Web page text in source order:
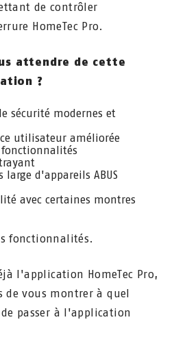
de contrôler
HomeTec Pro.
attendre de cette
?
sécurité modernes et
utilisateur améliorée
fonctionnalités
large d'appareils ABUS
avec certaines montres
fonctionnalités.
l'application HomeTec Pro,
de vous montrer à quel
passer à l'application